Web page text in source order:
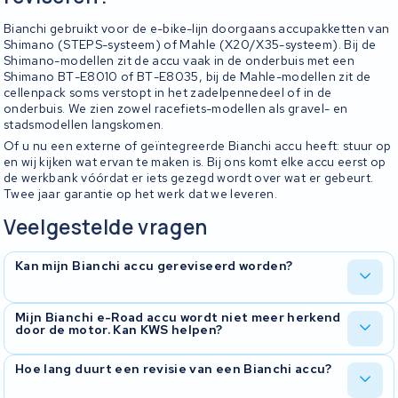
Bianchi gebruikt voor de e-bike-lijn doorgaans accupakketten van
Shimano (STEPS-systeem) of Mahle (X20/X35-systeem). Bij de
Shimano-modellen zit de accu vaak in de onderbuis met een
Shimano BT-E8010 of BT-E8035, bij de Mahle-modellen zit de
cellenpack soms verstopt in het zadelpennedeel of in de
onderbuis. We zien zowel racefiets-modellen als gravel- en
stadsmodellen langskomen.
Of u nu een externe of geïntegreerde Bianchi accu heeft: stuur op
en wij kijken wat ervan te maken is. Bij ons komt elke accu eerst op
de werkbank vóórdat er iets gezegd wordt over wat er gebeurt.
Twee jaar garantie op het werk dat we leveren.
Veelgestelde vragen
Kan mijn Bianchi accu gereviseerd worden?
In de meeste gevallen wel, ook bij geïntegreerde Shimano- en
Mahle-pakketten. We openen de accu, controleren elke cel en het
BMS, en bespreken met u wat de beste oplossing is.
Mijn Bianchi e-Road accu wordt niet meer herkend
door de motor. Kan KWS helpen?
Bij de e-Road-lijn met het Mahle X20-systeem zien we vaak BMS-
storingen of communicatieproblemen. Wij meten alles door en
Hoe lang duurt een revisie van een Bianchi accu?